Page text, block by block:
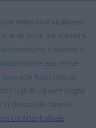
video care alcătuiesc
de autor ale acestora,
Copierea și
online sau scrise,
acordului scris al
legii în vigoare (Legea
și drepturile conexe).
de confidentialitate